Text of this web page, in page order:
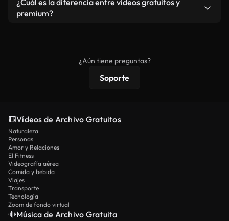
vídeos. Solo asegúrese de que el producto final no
¿Cuál es la diferencia entre videos gratuitos y
premium?
protecciones de licencia extendidas.
¿Aún tiene preguntas?
Soporte
Vídeos de Archivo Gratuitos
Naturaleza
Personas
Amor y Relaciones
El Fitness
Videografía aérea
Comida y bebida
Viajes
Transporte
Tecnología
Zoom de fondo virtual
Música de Archivo Gratuita